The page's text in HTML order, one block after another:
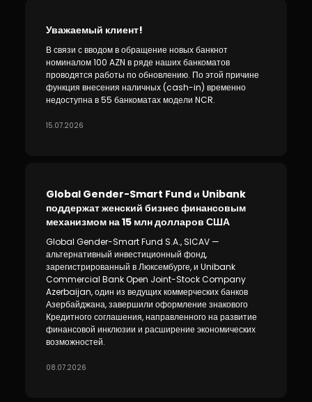
Уважаемый клиент!
В связи с вводом в обращение новых банкнот
номиналом 100 AZN в ряде наших банкоматов
проводятся работы по обновлению. По этой причине
функция внесения наличных (cash-in) временно
недоступна в 55 банкоматах модели NCR.
15.07.2026
Global Gender-Smart Fund и Unibank
поддержат женский бизнес финансовым
механизмом на 15 млн долларов США
Global Gender-Smart Fund S.A., SICAV —
альтернативный инвестиционный фонд,
зарегистрированный в Люксембурге, и Unibank
Commercial Bank Open Joint-Stock Company
Azerbaijan, один из ведущих коммерческих банков
Азербайджана, завершили оформление знакового
Кредитного соглашения, направленного на развитие
финансовой инклюзии и расширение экономических
возможностей.
08.07.2026